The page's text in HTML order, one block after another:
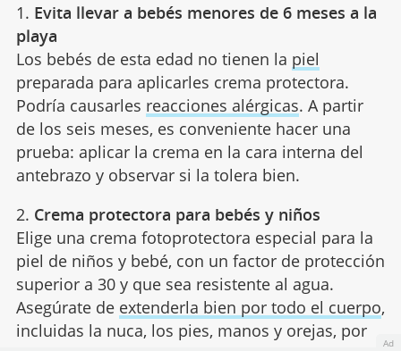
1. Evita llevar a bebés menores de 6 meses a la
playa
Los bebés de esta edad no tienen la piel
preparada para aplicarles crema protectora.
Podría causarles reacciones alérgicas. A partir
de los seis meses, es conveniente hacer una
prueba: aplicar la crema en la cara interna del
antebrazo y observar si la tolera bien.
2. Crema protectora para bebés y niños
Elige una crema fotoprotectora especial para la
piel de niños y bebé, con un factor de protección
superior a 30 y que sea resistente al agua.
Asegúrate de extenderla bien por todo el cuerpo,
incluidas la nuca, los pies, manos y orejas, por
Ad